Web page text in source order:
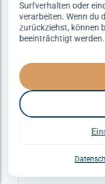
Surfverhalten oder
verarbeiten. Wenn du
zurückziehst, können
beeinträchtigt werden.
ERFURT
Discofox
der
Produktseite
gewählt